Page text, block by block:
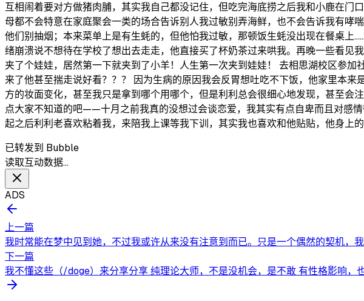
互相闹着要对方做猪肉脯，其实我自己都没记住，但吃完海底捞之后我和小鹿在
母都不会特意在家庭聚会一类的场合告诉别人我过敏别弄海鲜，也不会告诉我有
他们别抽烟；本来菜单上是有生蚝的，但他怕我过敏，那顿饭生蚝没出现在餐桌
绪崩溃说不想待在学校了想出去走走，他直接买了杯奶茶过来哄我。再晚一些看
夹了个娃娃，居然第一下就夹到了小羊！人生第一次夹到娃娃！ 去相思湖校区参
来了他甚至揣走说好看？？？ 因为生病的原因我会反胃想吐吃不下饭，他家里本
方的妆面变化，甚至我只是拿到哪个用哪个，但是利利总会很细心地发现，甚至会
点大家不知道的吧——十月之前我真的没想过会谈恋爱，我其实有点自卑而且对感
起之后利利老喜欢粘着我，来陪我上课等我下训，其实我也喜欢和他贴贴，他身上
已转发到 Bubble
读取互动数据…
ADS
上一篇
我时常能在梦中见到她，不过我或许从来没有注意到而已。只是一个偶然的契机，
下一篇
我不懂这些（/doge）来分享分享 纯理论大师，不是没机会，是不敢 有性格影响，